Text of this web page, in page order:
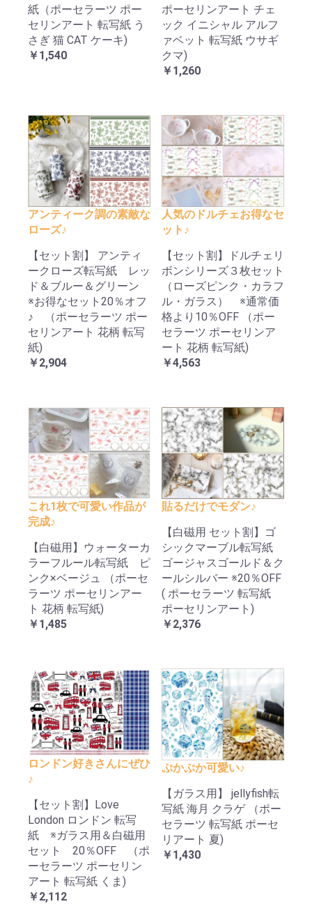
紙（ポーセラーツ ポー
セリンアート 転写紙 う
さぎ 猫 CAT ケーキ)
￥1,540
ポーセリンアート チェ
ック イニシャル アルフ
ァベット 転写紙 ウサギ
クマ)
￥1,260
アンティーク調の素敵な
ローズ♪
【セット割】 アンティ
ークローズ転写紙 レッ
ド＆ブルー＆グリーン
※お得なセット20％オフ
♪ （ポーセラーツ ポー
セリンアート 花柄 転写
紙)
￥2,904
人気のドルチェお得なセ
ット♪
【セット割】ドルチェリ
ボンシリーズ３枚セット
（ローズピンク・カラフ
ル・ガラス） ※通常価
格より10％OFF （ポー
セラーツ ポーセリンア
ート 花柄 転写紙)
￥4,563
これ1枚で可愛い作品が
完成♪
【白磁用】ウォーターカ
ラーフルール転写紙 ピ
ンク×ベージュ （ポーセ
ラーツ ポーセリンアー
ト 花柄 転写紙)
￥1,485
貼るだけでモダン♪
【白磁用 セット割】ゴ
シックマーブル転写紙
ゴージャスゴールド＆ク
ールシルバー ※20％OFF
( ポーセラーツ 転写紙
ポーセリンアート)
￥2,376
ロンドン好きさんにぜひ
♪
【セット割】Love
London ロンドン 転写
紙 ※ガラス用＆白磁用
セット 20％OFF （ポ
ーセラーツ ポーセリン
アート 転写紙 くま)
￥2,112
ぷかぷか可愛い♪
【ガラス用】 jellyfish転
写紙 海月 クラゲ （ポー
セラーツ 転写紙 ポーセ
リアート 夏)
￥1,430